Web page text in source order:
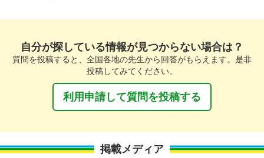
自分が探している情報が見つからない場合は？
質問を投稿すると、全国各地の先生から回答がもらえます。是非
投稿してみてください。
利用申請して質問を投稿する
掲載メディア